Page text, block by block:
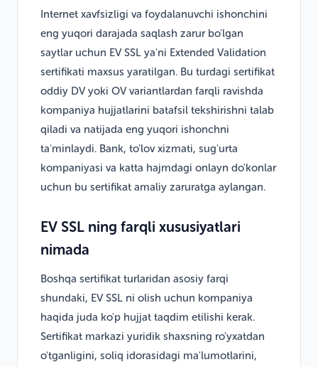
Internet xavfsizligi va foydalanuvchi ishonchini
eng yuqori darajada saqlash zarur bo'lgan
saytlar uchun EV SSL ya'ni Extended Validation
sertifikati maxsus yaratilgan. Bu turdagi sertifikat
oddiy DV yoki OV variantlardan farqli ravishda
kompaniya hujjatlarini batafsil tekshirishni talab
qiladi va natijada eng yuqori ishonchni
ta'minlaydi. Bank, to'lov xizmati, sug'urta
kompaniyasi va katta hajmdagi onlayn do'konlar
uchun bu sertifikat amaliy zaruratga aylangan.
EV SSL ning farqli xususiyatlari
nimada
Boshqa sertifikat turlaridan asosiy farqi
shundaki, EV SSL ni olish uchun kompaniya
haqida juda ko'p hujjat taqdim etilishi kerak.
Sertifikat markazi yuridik shaxsning ro'yxatdan
o'tganligini, soliq idorasidagi ma'lumotlarini,